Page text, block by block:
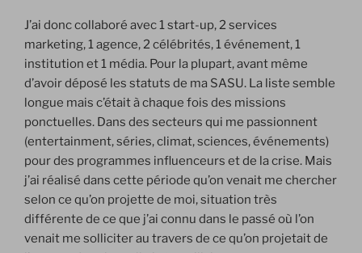
J’ai donc collaboré avec 1 start-up, 2 services
marketing, 1 agence, 2 célébrités, 1 événement, 1
institution et 1 média. Pour la plupart, avant même
d’avoir déposé les statuts de ma SASU. La liste semble
longue mais c’était à chaque fois des missions
ponctuelles. Dans des secteurs qui me passionnent
(entertainment, séries, climat, sciences, événements)
pour des programmes influenceurs et de la crise. Mais
j’ai réalisé dans cette période qu’on venait me chercher
selon ce qu’on projette de moi, situation très
différente de ce que j’ai connu dans le passé où l’on
venait me solliciter au travers de ce qu’on projetait de